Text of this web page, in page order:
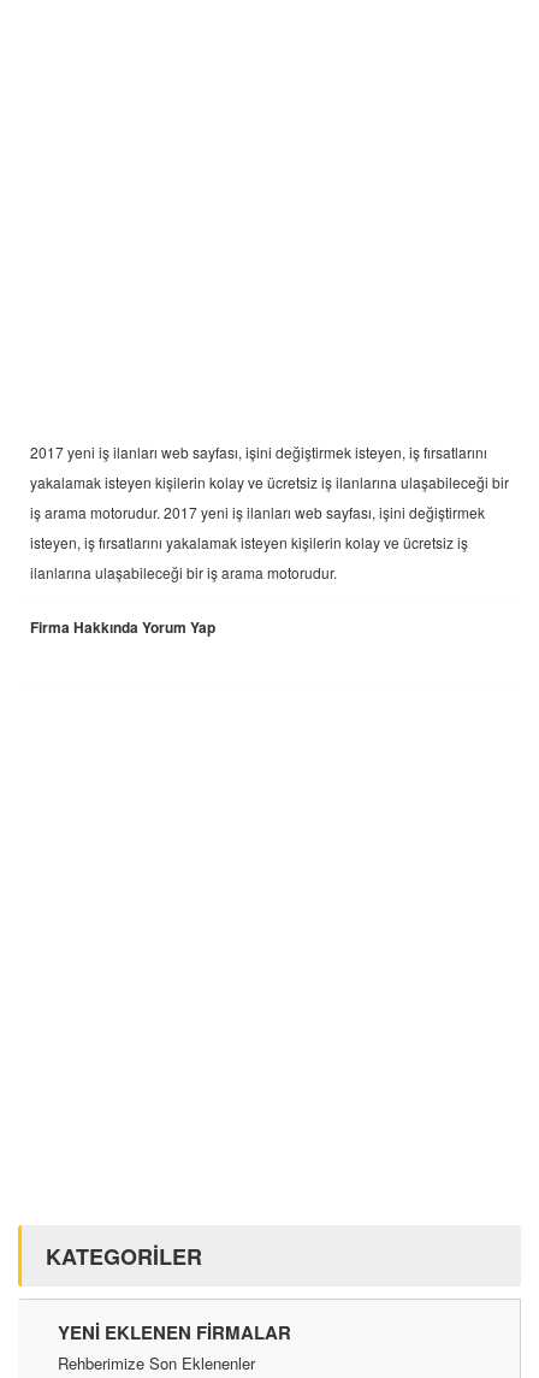
2017 yeni iş ilanları web sayfası, işini değiştirmek isteyen, iş fırsatlarını
yakalamak isteyen kişilerin kolay ve ücretsiz iş ilanlarına ulaşabileceği bir
iş arama motorudur. 2017 yeni iş ilanları web sayfası, işini değiştirmek
isteyen, iş fırsatlarını yakalamak isteyen kişilerin kolay ve ücretsiz iş
ilanlarına ulaşabileceği bir iş arama motorudur.
Firma Hakkında Yorum Yap
KATEGORİLER
YENI EKLENEN FIRMALAR
Rehberimize Son Eklenenler